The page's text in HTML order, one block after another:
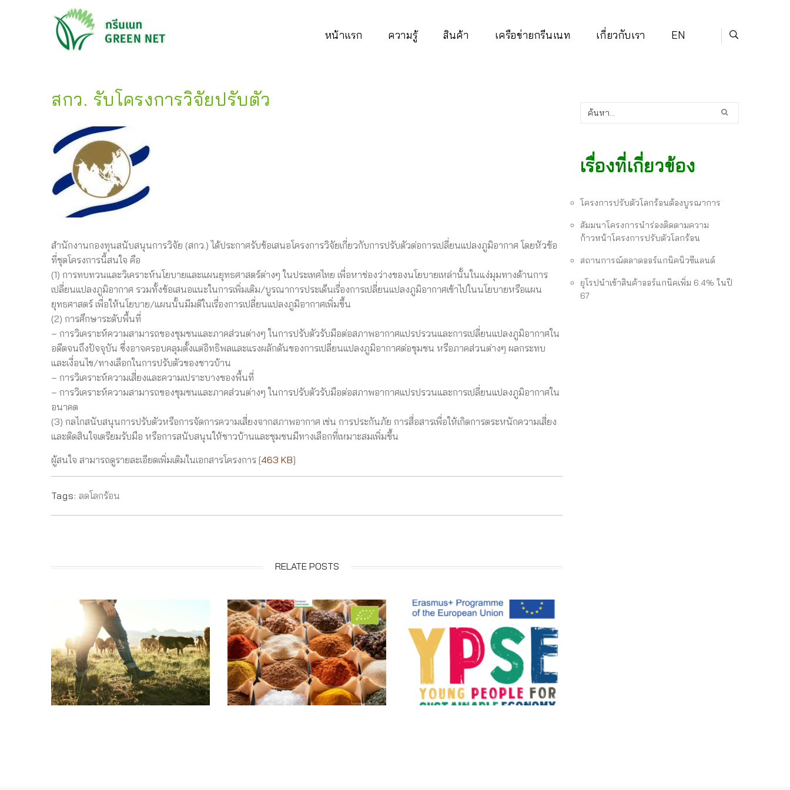
หน้าแรก ความรู้ สินค้า เครือข่ายกรีนเนท เกี่ยวกับเรา EN
สกว. รับโครงการวิจัยปรับตัว
สำนักงานกองทุนสนับสนุนการวิจัย (สกว.) ได้ประกาศรับข้อเสนอโครงการวิจัยเกี่ยวกับการปรับตัวต่อการเปลี่ยนแปลงภูมิอากาศ โดยหัวข้อ
ที่ชุดโครงการนี้สนใจ คือ
(1) การทบทวนและวิเคราะห์นโยบายและแผนยุทธศาสตร์ต่างๆ ในประเทศไทย เพื่อหาช่องว่างของนโยบายเหล่านั้นในแง่มุมทางด้านการ
เปลี่ยนแปลงภูมิอากาศ รวมทั้งข้อเสนอแนะในการเพิ่มเติม/บูรณาการประเด็นเรื่องการเปลี่ยนแปลงภูมิอากาศเข้าไปในนโยบายหรือแผน
ยุทธศาสตร์ เพื่อให้นโยบาย/แผนนั้นมีมติในเรื่องการเปลี่ยนแปลงภูมิอากาศเพิ่มขึ้น
(2) การศึกษาระดับพื้นที่
– การวิเคราะห์ความสามารถของชุมชนและภาคส่วนต่างๆ ในการปรับตัวรับมือต่อสภาพอากาศแปรปรวนและการเปลี่ยนแปลงภูมิอากาศใน
อดีตจนถึงปัจจุบัน ซึ่งอาจครอบคลุมตั้งแต่อิทธิพลและแรงผลักดันของการเปลี่ยนแปลงภูมิอากาศต่อชุมชน หรือภาคส่วนต่างๆ ผลกระทบ
และเงื่อนไข/ทางเลือกในการปรับตัวของชาวบ้าน
– การวิเคราะห์ความเสี่ยงและความเปราะบางของพื้นที่
– การวิเคราะห์ความสามารถของชุมชนและภาคส่วนต่างๆ ในการปรับตัวรับมือต่อสภาพอากาศแปรปรวนและการเปลี่ยนแปลงภูมิอากาศใน
อนาคต
(3) กลไกสนับสนุนการปรับตัวหรือการจัดการความเสี่ยงจากสภาพอากาศ เช่น การประกันภัย การสื่อสารเพื่อให้เกิดการตระหนักความเสี่ยง
และติดสินใจเตรียมรับมือ หรือการสนับสนุนให้ชาวบ้านและชุมชนมีทางเลือกที่เหมาะสมเพิ่มขึ้น
ผู้สนใจ สามารถดูรายละเอียดเพิ่มเติมในเอกสารโครงการ [463 KB]
Tags: ลดโลกร้อน
RELATE POSTS
เรื่องที่เกี่ยวข้อง
โครงการปรับตัวโลกร้อนต้องบูรณาการ
สัมมนาโครงการนำร่องติดตามความ
ก้าวหน้าโครงการปรับตัวโลกร้อน
สถานการณ์ตลาดออร์แกนิคนิวซีแลนด์
ยุโรปนำเข้าสินค้าออร์แกนิคเพิ่ม 6.4% ในปี
67